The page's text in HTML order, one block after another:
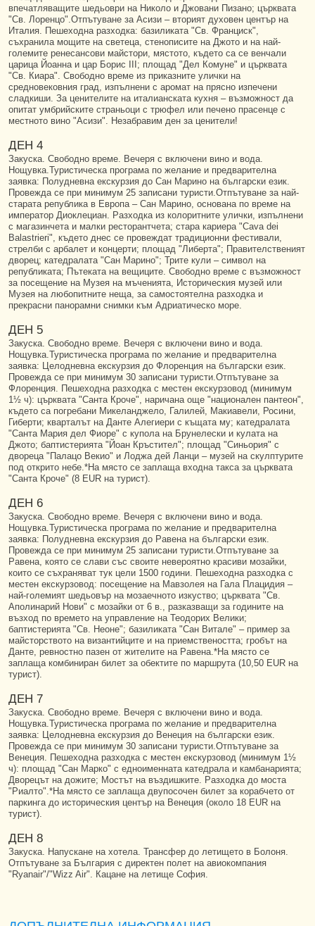
впечатляващите шедьоври на Николо и Джовани Пизано; църквата
"Св. Лоренцо".Отпътуване за Асизи – вторият духовен център на
Италия. Пешеходна разходка: базиликата "Св. Франциск",
съхранила мощите на светеца, стенописите на Джото и на най-
големите ренесансови майстори, мястото, където са се венчали
царица Йоанна и цар Борис III; площад "Дел Комуне" и църквата
"Св. Киара". Свободно време из приказните улички на
средновековния град, изпълнени с аромат на прясно изпечени
сладкиши. За ценителите на италианската кухня – възможност да
опитат умбрийските страньоци с трюфел или печено прасенце с
местното вино "Асизи". Незабравим ден за ценители!
ДЕН 4
Закуска. Свободно време. Вечеря с включени вино и вода.
Нощувка.Туристическа програма по желание и предварителна
заявка: Полудневна екскурзия до Сан Марино на български език.
Провежда се при минимум 25 записани туристи.Отпътуване за най-
старата република в Европа – Сан Марино, основана по време на
император Диоклециан. Разходка из колоритните улички, изпълнени
с магазинчета и малки ресторантчета; стара кариера "Cava dei
Balastrieri", където днес се провеждат традиционни фестивали,
стрелби с арбалет и концерти; площад "Либерта"; Правителственият
дворец; катедралата "Сан Марино"; Трите кули – символ на
републиката; Пътеката на вещиците. Свободно време с възможност
за посещение на Музея на мъченията, Историческия музей или
Музея на любопитните неща, за самостоятелна разходка и
прекрасни панорамни снимки към Адриатическо море.
ДЕН 5
Закуска. Свободно време. Вечеря с включени вино и вода.
Нощувка.Туристическа програма по желание и предварителна
заявка: Целодневна екскурзия до Флоренция на български език.
Провежда се при минимум 30 записани туристи.Отпътуване за
Флоренция. Пешеходна разходка с местен екскурзовод (минимум
1½ ч): църквата "Санта Кроче", наричана още "национален пантеон",
където са погребани Микеланджело, Галилей, Макиавели, Росини,
Гиберти; кварталът на Данте Алегиери с къщата му; катедралата
"Санта Мария дел Фиоре" с купола на Брунелески и кулата на
Джото; баптистерията "Йоан Кръстител"; площад "Синьория" с
двореца "Палацо Векио" и Лоджа дей Ланци – музей на скулптурите
под открито небе.*На място се заплаща входна такса за църквата
"Санта Кроче" (8 EUR на турист).
ДЕН 6
Закуска. Свободно време. Вечеря с включени вино и вода.
Нощувка.Туристическа програма по желание и предварителна
заявка: Полудневна екскурзия до Равена на български език.
Провежда се при минимум 25 записани туристи.Отпътуване за
Равена, която се слави със своите невероятно красиви мозайки,
които се съхраняват тук цели 1500 години. Пешеходна разходка с
местен екскурзовод: посещение на Мавзолея на Гала Плацидия –
най-големият шедьовър на мозаечното изкуство; църквата "Св.
Аполинарий Нови" с мозайки от 6 в., разказващи за годините на
възход по времето на управление на Теодорих Велики;
баптистерията "Св. Неоне"; базиликата "Сан Витале" – пример за
майсторството на византийците и на приемствеността; гробът на
Данте, ревностно пазен от жителите на Равена.*На място се
заплаща комбиниран билет за обектите по маршрута (10,50 EUR на
турист).
ДЕН 7
Закуска. Свободно време. Вечеря с включени вино и вода.
Нощувка.Туристическа програма по желание и предварителна
заявка: Целодневна екскурзия до Венеция на български език.
Провежда се при минимум 30 записани туристи.Отпътуване за
Венеция. Пешеходна разходка с местен екскурзовод (минимум 1½
ч): площад "Сан Марко" с едноименната катедрала и камбанарията;
Дворецът на дожите; Мостът на въздишките. Разходка до моста
"Риалто".*На място се заплаща двупосочен билет за корабчето от
паркинга до историческия център на Венеция (около 18 EUR на
турист).
ДЕН 8
Закуска. Напускане на хотела. Трансфер до летището в Болоня.
Отпътуване за България с директен полет на авиокомпания
"Ryanair"/"Wizz Air". Кацане на летище София.